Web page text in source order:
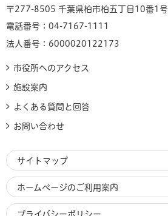
〒277-8505 千葉県柏市柏五丁目10番1号
電話番号：04-7167-1111
法人番号：6000020122173
市役所へのアクセス
施設案内
よくある質問と回答
お問い合わせ
サイトマップ
ホームページのご利用案内